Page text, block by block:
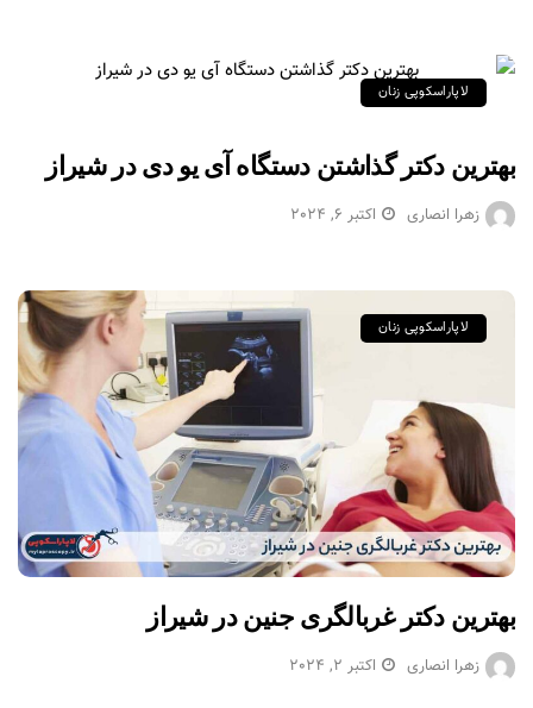
لاپاراسکوپی زنان
بهترین دکتر گذاشتن دستگاه آی یو دی در شیراز
زهرا انصاری اکتبر 6, 2024
لاپاراسکوپی زنان
بهترین دکتر غربالگری جنین در شیراز
زهرا انصاری اکتبر 2, 2024